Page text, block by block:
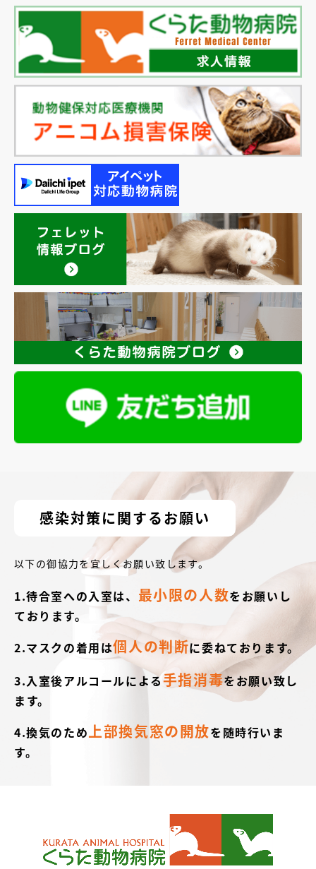
感染対策に関するお願い
以下の御協力を宜しくお願い致します。
1.待合室への入室は、 最小限の人数をお願いし
ております。
2.マスクの着用は個人の判断に委ねております。
3.入室後アルコールによる手指消毒をお願い致し
ます。
4.換気のため上部換気窓の開放を随時行いま
す。